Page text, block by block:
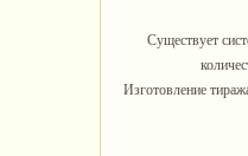
Существует
Изготовление